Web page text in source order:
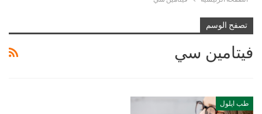
تصفح الوسم
فيتامين سي
طب ايلول